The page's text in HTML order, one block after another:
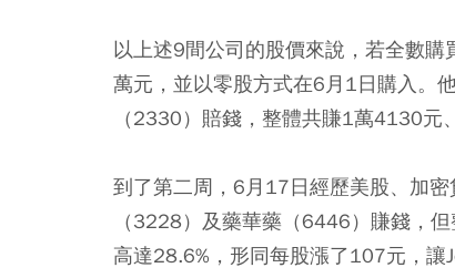
以上述9間公司的股價來說，若全數
萬元，並以零股方式在6月1日購入。
（2330）賠錢，整體共賺1萬4130元
到了第二周，6月17日經歷美股、加
（3228）及藥華藥（6446）賺錢，
高達28.6%，形同每股漲了107元，讓